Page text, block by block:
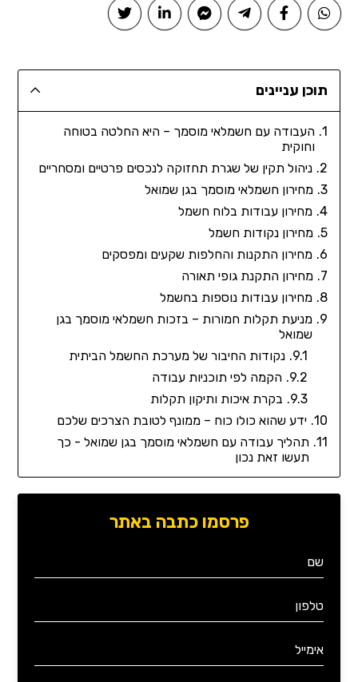
תוכן עניינים
העבודה עם חשמלאי מוסמך – היא החלטה בטוחה
וחוקית
ניהול תקין של שגרת תחזוקה לנכסים פרטיים ומסחריים
מחירון חשמלאי מוסמך בגן שמואל
מחירון עבודות בלוח חשמל
מחירון נקודות חשמל
מחירון התקנות והחלפות שקעים ומפסקים
מחירון התקנת גופי תאורה
מחירון עבודות נוספות בחשמל
מניעת תקלות חמורות – בזכות חשמלאי מוסמך בגן
שמואל
נקודות החיבור של מערכת החשמל הביתית
הקמה לפי תוכניות עבודה
בקרת איכות ותיקון תקלות
ידע שהוא כולו כוח – ממונף לטובת הצרכים שלכם
תהליך עבודה עם חשמלאי מוסמך בגן שמואל - כך
תעשו זאת נכון
פרסמו כתבה באתר